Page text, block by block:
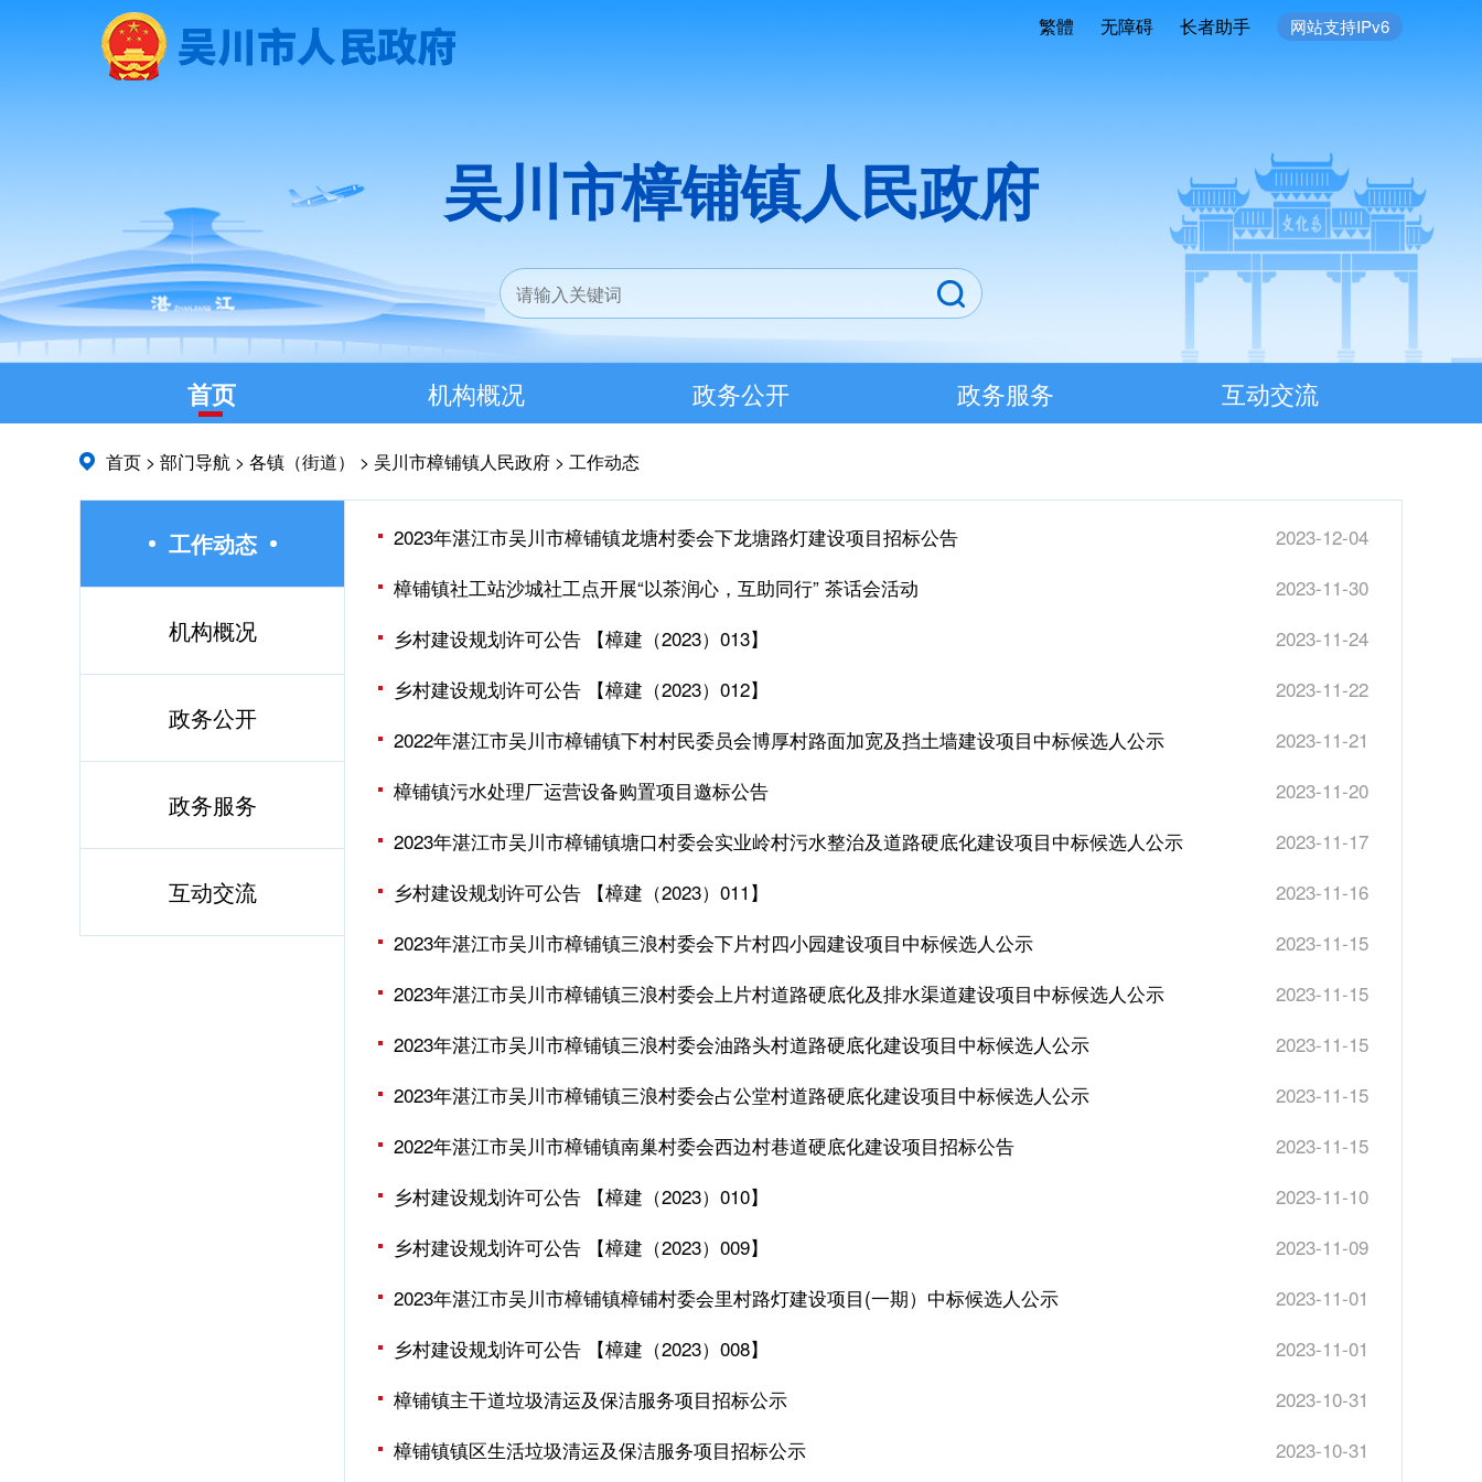
繁體 无障碍 长者助手 网站支持IPv6
吴川市樟铺镇人民政府
首页 机构概况 政务公开 政务服务 互动交流
首页 > 部门导航 > 各镇（街道） > 吴川市樟铺镇人民政府 > 工作动态
工作动态
机构概况
政务公开
政务服务
互动交流
2023年湛江市吴川市樟铺镇龙塘村委会下龙塘路灯建设项目招标公告
2023-12-04
樟铺镇社工站沙城社工点开展“以茶润心，互助同行” 茶话会活动
2023-11-30
乡村建设规划许可公告 【樟建（2023）013】
2023-11-24
乡村建设规划许可公告 【樟建（2023）012】
2023-11-22
2022年湛江市吴川市樟铺镇下村村民委员会博厚村路面加宽及挡土墙建设项目中标候选人公示
2023-11-21
樟铺镇污水处理厂运营设备购置项目邀标公告
2023-11-20
2023年湛江市吴川市樟铺镇塘口村委会实业岭村污水整治及道路硬底化建设项目中标候选人公示
2023-11-17
乡村建设规划许可公告 【樟建（2023）011】
2023-11-16
2023年湛江市吴川市樟铺镇三浪村委会下片村四小园建设项目中标候选人公示
2023-11-15
2023年湛江市吴川市樟铺镇三浪村委会上片村道路硬底化及排水渠道建设项目中标候选人公示
2023-11-15
2023年湛江市吴川市樟铺镇三浪村委会油路头村道路硬底化建设项目中标候选人公示
2023-11-15
2023年湛江市吴川市樟铺镇三浪村委会占公堂村道路硬底化建设项目中标候选人公示
2023-11-15
2022年湛江市吴川市樟铺镇南巢村委会西边村巷道硬底化建设项目招标公告
2023-11-15
乡村建设规划许可公告 【樟建（2023）010】
2023-11-10
乡村建设规划许可公告 【樟建（2023）009】
2023-11-09
2023年湛江市吴川市樟铺镇樟铺村委会里村路灯建设项目(一期）中标候选人公示
2023-11-01
乡村建设规划许可公告 【樟建（2023）008】
2023-11-01
樟铺镇主干道垃圾清运及保洁服务项目招标公示
2023-10-31
樟铺镇镇区生活垃圾清运及保洁服务项目招标公示
2023-10-31